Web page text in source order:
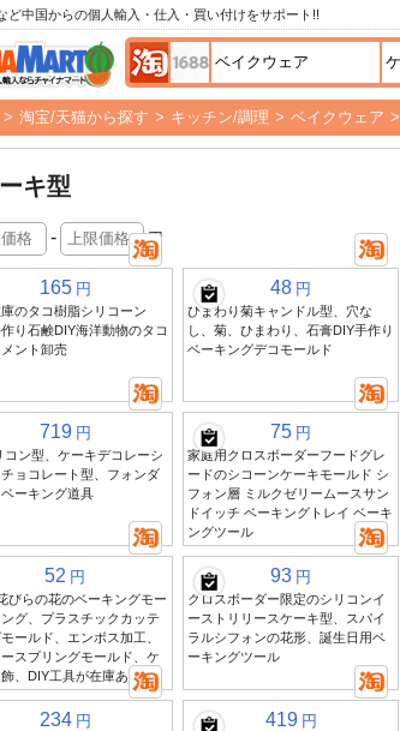
ど中国からの個人輸入・仕入・買い付けをサポート!!
> 淘宝/天猫から探す > キッチン/調理 > ベイクウェア >
キ型
- 円
165 円
のタコ樹脂シリコーン
り石鹸DIY海洋動物のタコ
ント卸売
48 円
ひまわり菊キャンドル型、穴な
し、菊、ひまわり、石膏DIY手作り
ベーキングデコモールド
719 円
コン型、ケーキデコレーシ
チョコレート型、フォンダ
ーキング道具
75 円
家庭用クロスボーダーフードグレ
ードのシコーンケーキモールド シ
フォン層 ミルクゼリームースサン
ドイッチ ベーキングトレイ ベーキ
ングツール
52 円
びらの花のベーキングモー
グ、プラスチックカッテ
ールド、エンボス加工、
スプリングモールド、ケ
、DIY工具が在庫あり
93 円
クロスボーダー限定のシリコンイ
ーストリリースケーキ型、スパイ
ラルシフォンの花形、誕生日用ベ
ーキングツール
234 円 419 円